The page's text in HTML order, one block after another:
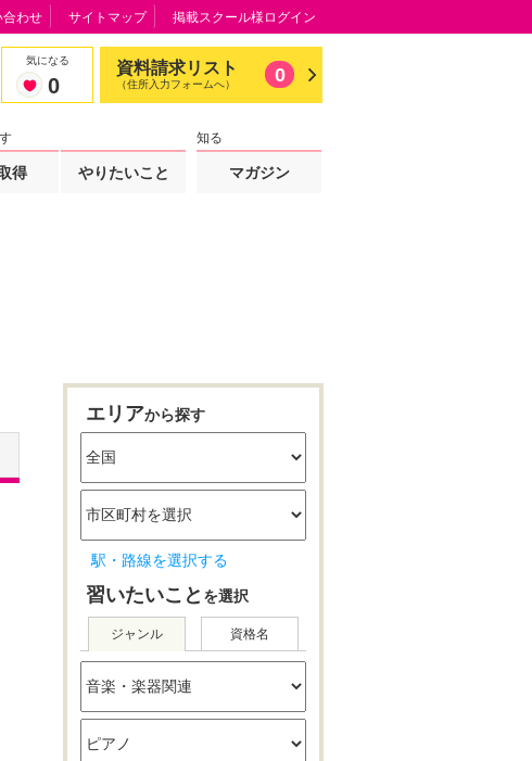
気になる
0
資料請求リスト
（住所入力フォームへ） 0
得 やりたいこと
知る
マガジン
合わせ サイトマップ 掲載スクール様ログイン
エリアから探す
駅・路線を選択する
習いたいこと を選択
ジャンル 資格名